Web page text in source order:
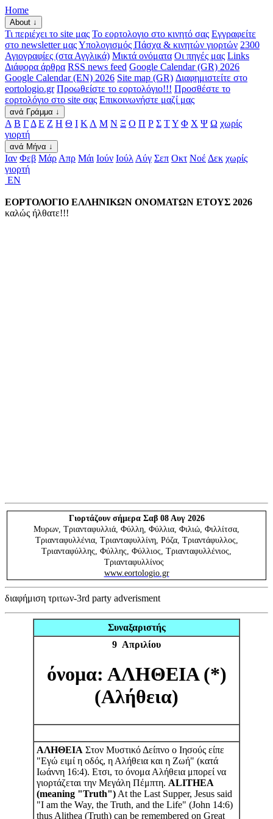
Home
About ↓
Τι περιέχει το site μας Το εορτολογιο στο κινητό σας Εγγραφείτε
στο newsletter μαςΥπολογισμός Πάσχα & κινητών γιορτών 2300
Αγιογραφίες (στα Αγγλικά) Μικτά ονόματα Οι πηγές μας Links
Διάφορα άρθρα RSS news feed Google Calendar (GR) 2026
Google Calendar (EN) 2026 Site map (GR) Διαφημιστείτε στο
eortologio.gr Προωθείστε το εορτολόγιο!!! Προσθέστε το
εορτολόγιο στο site σας Επικοινωνήστε μαζί μας
ανά Γράμμα ↓
Α Β Γ Δ Ε Ζ Η Θ Ι Κ Λ Μ Ν Ξ Ο Π Ρ Σ ΤΥ Φ Χ Ψ Ω χωρίς
γιορτή
ανά Μήνα ↓
Ιαν Φεβ Μάρ Απρ Μάι Ιούν Ιούλ Αύγ Σεπ Οκτ Νοέ Δεκ χωρίς
γιορτή
EN
ΕΟΡΤΟΛΟΓΙΟ ΕΛΛΗΝΙΚΩΝ ΟΝΟΜΑΤΩΝ ΕΤΟΥΣ 2026
καλώς ήλθατε!!!
Γιορτάζουν σήμερα Σαβ 08 Αυγ 2026
Μυρων, Τριανταφυλλιά, Φύλλη, Φύλλια, Φιλιώ, Φιλλίτσα,
Τριανταφυλλένια, Τριανταφυλλίνη, Ρόζα, Τριαντάφυλλος,
Τριανταφύλλης, Φύλλης, Φύλλιος, Τριανταφυλλένιος,
Τριανταφυλλίνος
www.eortologio.gr
διαφήμιση τριτων-3rd party adverisment
Συναξαριστής
9 Απριλίου
όνομα: ΑΛΗΘΕΙΑ (*)
(Αλήθεια)
ΑΛΗΘΕΙΑ Στον Μυστικό Δείπνο ο Ιησούς είπε
"Εγώ ειμί η οδός, η Αλήθεια και η Ζωή" (κατά
Ιωάννη 16:4). Ετσι, το όνομα Αλήθεια μπορεί να
γιορτάζεται την Μεγάλη Πέμπτη. ALITHEA
(meaning "Truth") At the Last Supper, Jesus said
"I am the Way, the Truth, and the Life" (John 14:6)
thus Alithea (Truth) can be remembered on Great